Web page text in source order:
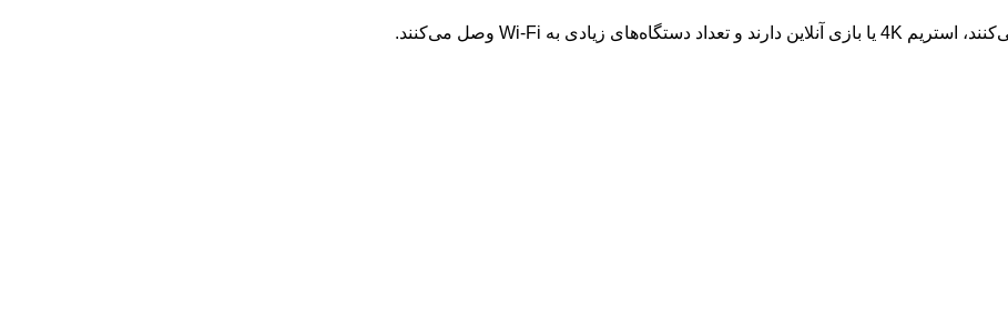
استریم 4K یا بازی آنلاین دارند و تعداد دستگاه‌های زیادی به Wi-Fi وصل می‌کنند.